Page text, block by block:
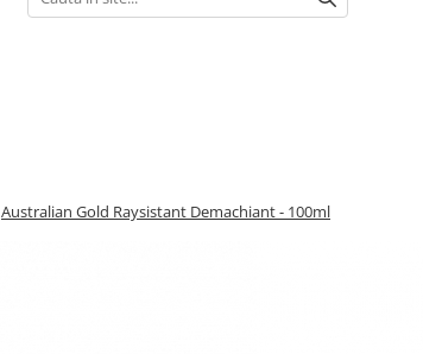
Australian Gold Raysistant Demachiant - 100ml